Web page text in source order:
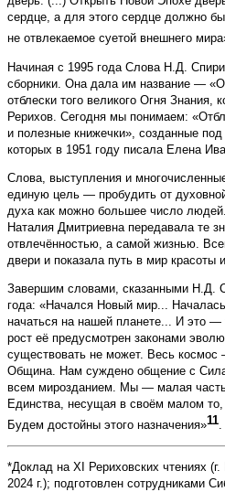
сердце, а для этого сердце должно
не отвлекаемое суетой внешнего
Начиная с 1995 года Слова Н.Д.
сборники. Она дала им название —
отблески того великого Огня Знания,
Рерихов. Сегодня мы понимаем:
и полезные книжечки», созданные
которых в 1951 году писала Елена
Слова, выступления и
единую цель — пробудить от
духа как можно большее число
Наталия Дмитриевна передавала те
отвлечённостью, а самой жизнью.
двери и показала путь в мир красоты
Завершим словами, сказанными Н.Д.
года: «Начался Новый мир...
начаться на нашей планете... И это
рост её предусмотрен законами
существовать не может. Весь
Община. Нам суждено общение с
всем мирозданием. Мы — малая часть
Единства, несущая в своём малом то,
Будем достойны этого назначения»11.
*Доклад на XI Рериховских чтениях
2024 г.); подготовлен сотрудниками